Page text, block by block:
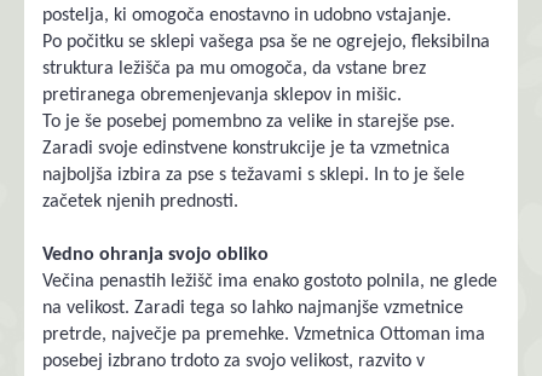
postelja, ki omogoča enostavno in udobno vstajanje.
Po počitku se sklepi vašega psa še ne ogrejejo, fleksibilna
struktura ležišča pa mu omogoča, da vstane brez
pretiranega obremenjevanja sklepov in mišic.
To je še posebej pomembno za velike in starejše pse.
Zaradi svoje edinstvene konstrukcije je ta vzmetnica
najboljša izbira za pse s težavami s sklepi. In to je šele
začetek njenih prednosti.
Vedno ohranja svojo obliko
Večina penastih ležišč ima enako gostoto polnila, ne glede
na velikost. Zaradi tega so lahko najmanjše vzmetnice
pretrde, največje pa premehke. Vzmetnica Ottoman ima
posebej izbrano trdoto za svojo velikost, razvito v